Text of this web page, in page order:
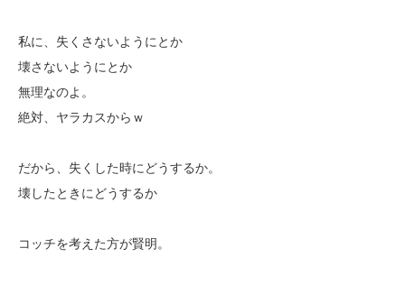
私に、失くさないようにとか
壊さないようにとか
無理なのよ。
絶対、ヤラカスからｗ
だから、失くした時にどうするか。
壊したときにどうするか
コッチを考えた方が賢明。